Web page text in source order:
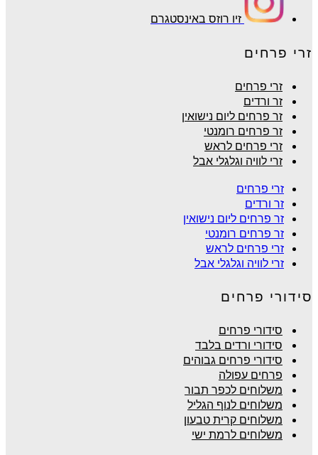
זיו רוזס באינסטגרם
זרי פרחים
זרי פרחים
זר ורדים
זר פרחים ליום נישואין
זר פרחים רומנטי
זרי פרחים לראש
זרי לוויה וגלגלי אבל
זרי פרחים
זר ורדים
זר פרחים ליום נישואין
זר פרחים רומנטי
זרי פרחים לראש
זרי לוויה וגלגלי אבל
סידורי פרחים
סידורי פרחים
סידורי ורדים בלבד
סידורי פרחים גבוהים
פרחים עפולה
משלוחים לכפר תבור
משלוחים לנוף הגליל
משלוחים קרית טבעון
משלוחים לרמת ישי